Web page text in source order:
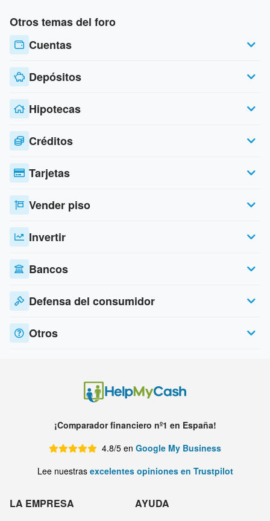
Otros temas del foro
Cuentas
Depósitos
Hipotecas
Créditos
Tarjetas
Vender piso
Invertir
Bancos
Defensa del consumidor
Otros
¡Comparador financiero nº1 en España!
4.8/5 en Google My Business
Lee nuestras excelentes opiniones en Trustpilot
LA EMPRESA AYUDA